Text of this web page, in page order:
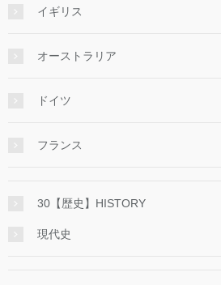
イギリス
オーストラリア
ドイツ
フランス
30【歴史】HISTORY
現代史